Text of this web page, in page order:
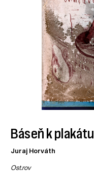
Báseň k plakátu
Juraj Horváth
Ost.rov